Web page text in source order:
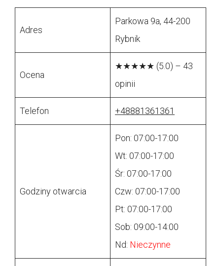
Adres
Parkowa 9a, 44-200
Rybnik
Ocena
★★★★★ (5.0) – 43
opinii
Telefon +48881361361
Godziny otwarcia
Pon: 07:00-17:00
Wt: 07:00-17:00
Śr: 07:00-17:00
Czw: 07:00-17:00
Pt: 07:00-17:00
Sob: 09:00-14:00
Nd: Nieczynne